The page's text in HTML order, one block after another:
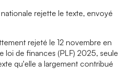
rejette le texte, envoyé
rejeté le 12 novembre en
loi de finances (PLF) 2025, seule
qu'elle a largement contribué